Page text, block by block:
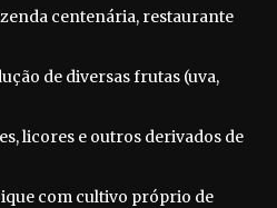
centenária, restaurante
de diversas frutas (uva,
licores e outros derivados de
com cultivo próprio de